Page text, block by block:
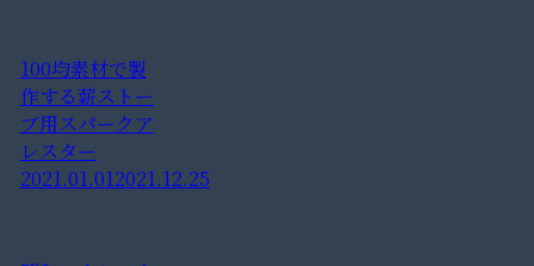
100均素材で製
作する薪ストー
ブ用スパークア
レスター
2021.01.012021.12.25